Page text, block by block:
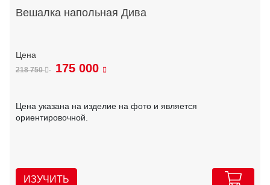
Вешалка напольная Дива
218 750 175 000
Цена указана на изделие на фото и является
ориентировочной.
ИЗУЧИТЬ